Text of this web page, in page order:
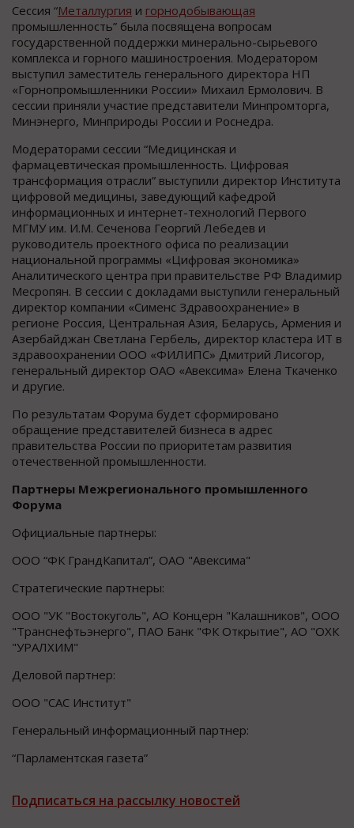
Сессия “Металлургия и горнодобывающая
промышленность” была посвящена вопросам
государственной поддержки минерально-сырьевого
комплекса и горного машиностроения. Модератором
выступил заместитель генерального директора НП
«Горнопромышленники России» Михаил Ермолович. В
сессии приняли участие представители Минпромторга,
Минэнерго, Минприроды России и Роснедра.
Модераторами сессии “Медицинская и
фармацевтическая промышленность. Цифровая
трансформация отрасли” выступили директор Института
цифровой медицины, заведующий кафедрой
информационных и интернет-технологий Первого
МГМУ им. И.М. Сеченова Георгий Лебедев и
руководитель проектного офиса по реализации
национальной программы «Цифровая экономика»
Аналитического центра при правительстве РФ Владимир
Месропян. В сессии с докладами выступили генеральный
директор компании «Сименс Здравоохранение» в
регионе Россия, Центральная Азия, Беларусь, Армения и
Азербайджан Светлана Гербель, директор кластера ИТ в
здравоохранении ООО «ФИЛИПС» Дмитрий Лисогор,
генеральный директор ОАО «Авексима» Елена Ткаченко
и другие.
По результатам Форума будет сформировано
обращение представителей бизнеса в адрес
правительства России по приоритетам развития
отечественной промышленности.
Партнеры Межрегионального промышленного
Форума
Официальные партнеры:
ООО “ФК ГрандКапитал”, ОАО "Авексима"
Стратегические партнеры:
ООО "УК "Востокуголь", АО Концерн "Калашников", ООО
"Транснефтьэнерго", ПАО Банк "ФК Открытие", АО "ОХК
"УРАЛХИМ"
Деловой партнер:
ООО "САС Институт"
Генеральный информационный партнер:
“Парламентская газета”
Подписаться на рассылку новостей